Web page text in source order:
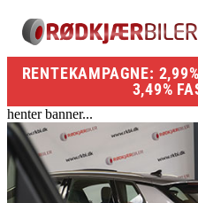
RENTEKAMPAGNE:
3,49%
henter banner...